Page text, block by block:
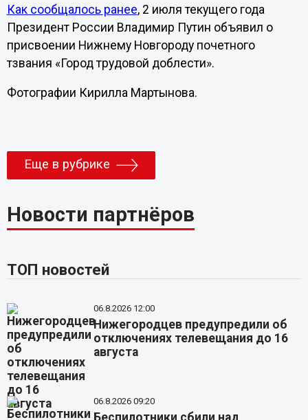
Как сообщалось ранее, 2 июля текущего года
Президент России Владимир Путин объявил о
присвоении Нижнему Новгороду почетного
тзвания «Город трудовой доблести».
Фотографии Кирилла Мартынова.
Еще в рубрике
Новости партнёров
ТОП новостей
06.8.2026 12:00
Нижегородцев предупредили об
отключениях телевещания до 16
августа
06.8.2026 09:20
Беспилотники сбили над